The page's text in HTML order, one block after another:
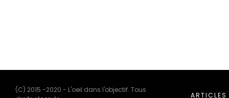
(C) 2015 -2020 - L'oeil dans l'objectif. Tous
ARTICLES